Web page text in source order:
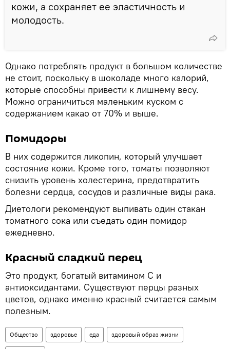
кожи, а сохраняет ее эластичность и
молодость.
Однако потреблять продукт в большом количестве
не стоит, поскольку в шоколаде много калорий,
которые способны привести к лишнему весу.
Можно ограничиться маленьким куском с
содержанием какао от 70% и выше.
Помидоры
В них содержится ликопин, который улучшает
состояние кожи. Кроме того, томаты позволяют
снизить уровень холестерина, предотвратить
болезни сердца, сосудов и различные виды рака.
Диетологи рекомендуют выпивать один стакан
томатного сока или съедать один помидор
ежедневно.
Красный сладкий перец
Это продукт, богатый витамином С и
антиоксидантами. Существуют перцы разных
цветов, однако именно красный считается самым
полезным.
Общество здоровье еда здоровый образ жизни